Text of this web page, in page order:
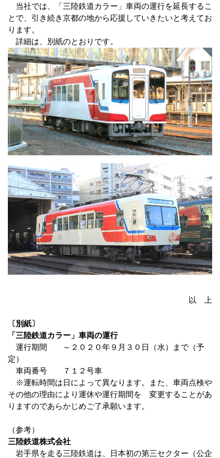
当社では、「三陸鉄道カラー」車両の運行を延長するこ
とで、引き続き京都の地から応援していきたいと考えてお
ります。
詳細は、別紙のとおりです。
以 上
〔別紙〕
「三陸鉄道カラー」車両の運行
運行期間 ～２０２０年９月３０日（水）まで（予
定）
車両番号 ７１２号車
※運転時間は日によって異なります。また、車両点検や
その他の理由により運休や運行期間を 変更することがあ
りますのであらかじめご了承願います。
（参考）
三陸鉄道株式会社
岩手県を走る三陸鉄道は、日本初の第三セクター（公企